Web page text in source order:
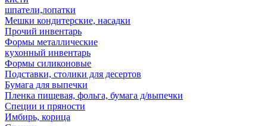
шпатели,лопатки
Мешки кондитерские, насадки
Прочий инвентарь
Формы металлические
кухонный инвентарь
Формы силиконовые
Подставки, столики для десертов
Бумага для выпечки
Пленка пищевая, фольга, бумага д/выпечки
Специи и пряности
Имбирь, корица